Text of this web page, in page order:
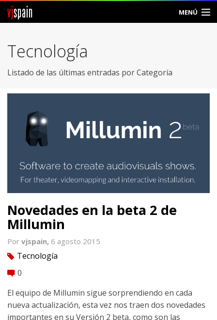
vjspain MENÚ
Foros
Ayuda
Entrar
Tecnología
Listado de las últimas entradas por Categoría
Novedades en la beta 2 de
Millumin
Por vjspain, 6 agosto 2015
tag Tecnología
comment 0
El equipo de Millumin sigue sorprendiendo en cada
nueva actualización, esta vez nos traen dos novedades
importantes en su Versión 2 beta, como son las